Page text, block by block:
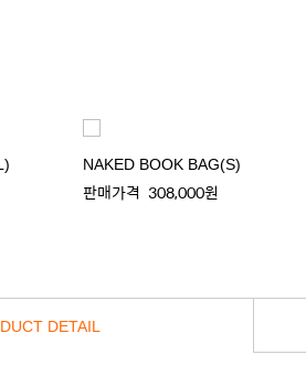
NAKED BOOK BAG(S)
판매가격 308,000원
DETAIL